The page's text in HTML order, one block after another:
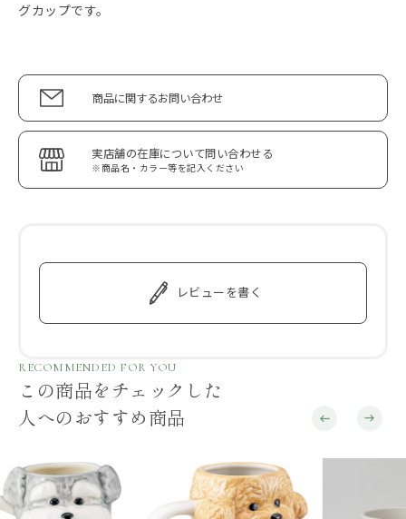
グカップです。
商品に関するお問い合わせ
実店舗の在庫について問い合わせる
※商品名・カラー等を記入ください
レビューを書く
RECOMMENDED FOR YOU
この商品をチェックした
人へのおすすめ商品